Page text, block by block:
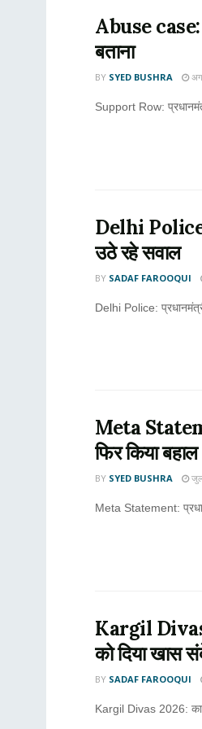
Abuse case:
बताना
BY SYED BUSHRA
Support Row:
Delhi Police:
उठे रहे सवाल
BY SADAF FAROOQUI
Delhi Police:
Meta
फिर किया बहाल
BY SYED BUSHRA
Meta Statement:
Kargil Divas
को दिया खास
BY SADAF FAROOQUI
Kargil Divas 2026: